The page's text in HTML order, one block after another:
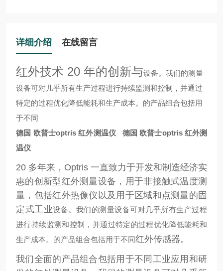
详细介绍 在线留言
红外技术 20 年的创新与设备。我们的测量
设备可对几乎所有生产过程进行持续监测和控制，并通过
特定的过程优化降低能耗和生产成本。 的产品组合包括用
于不同
德国 欧普士optris 红外测温仪
德国 欧普士optris 红外测
温仪
20 多年来，Optris 一直致力于开发和制造经济实
惠的创新型红外测量设备，用于非接触式温度测
量，包括红外热像仪以及用于区域和点测量的固
定式工业设备。我们的测量设备可对几乎所有生产过程
进行持续监测和控制，并通过特定的过程优化降低能耗和
生产成本。 的产品组合包括用于不同红外传感器。
我们全面的产品组合包括用于不同工业应用和研